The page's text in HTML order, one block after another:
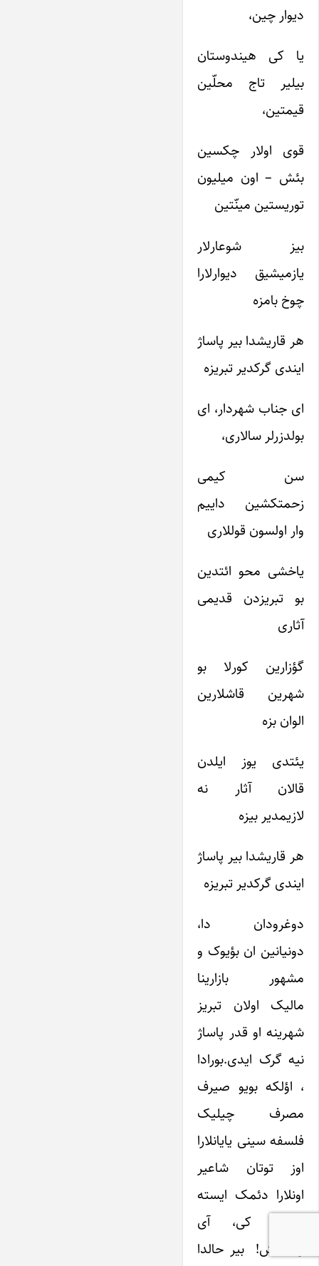
دیوار چین،
یا کی هیندوستان
بیلیر تاج محلّین
قیمتین،
قوی اولار چکسین
بئش – اون میلیون
توریستین مینّتین
بیز شوعارلار
یازمیشیق دیوارلارا
چوخ بامزه
هر قاریشدا بیر پاساژ
ایندی گرکدیر تبریزه
ای جناب شهردار، ای
بولدزرلر سالاری،
سن کیمی
زحمتکشین داییم
وار اولسون قوللاری
یاخشی محو ائتدین
بو تبریزدن قدیمی
آثاری
گؤزارین کورلا بو
شهرین قاشلارین
الوان بزه
یئتدی یوز ایلدن
قالان آثار نه
لازیمدیر بیزه
هر قاریشدا بیر پاساژ
ایندی گرکدیر تبریزه
دوغرودان دا،
دونیانین ان بؤیوک و
مشهور بازارینا
مالیک اولان تبریز
شهرینه او قدر پاساژ
نیه گرک ایدی.بورادا
، اؤلکه بویو صیرف
مصرف چیلیک
فلسفه سینی یایانلارا
اوز توتان شاعیر
اونلارا دئمک ایسته
ییردی کی، آی
وطنداش! بیر حالدا